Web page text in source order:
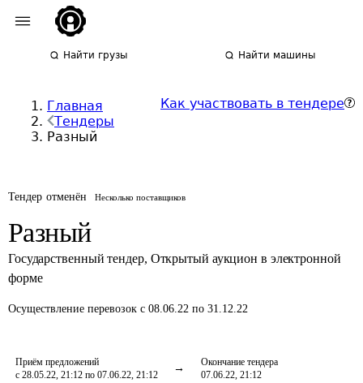
Найти грузы Найти машины
Главная
Тендеры
Разный
Как участвовать в тендере
Тендер отменён Несколько поставщиков
Разный
Государственный тендер, Открытый аукцион в электронной
форме
Осуществление перевозок с 08.06.22 по 31.12.22
Приём предложений
с 28.05.22, 21:12 по 07.06.22, 21:12
Окончание тендера
07.06.22, 21:12